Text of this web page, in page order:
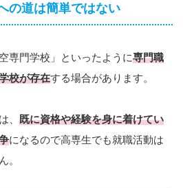
の道は簡単ではない
専門学校」といったように専門職
校が存在する場合があります。
、 既に資格や経験を身に着けてい
になるので高専生でも就職活動は
。